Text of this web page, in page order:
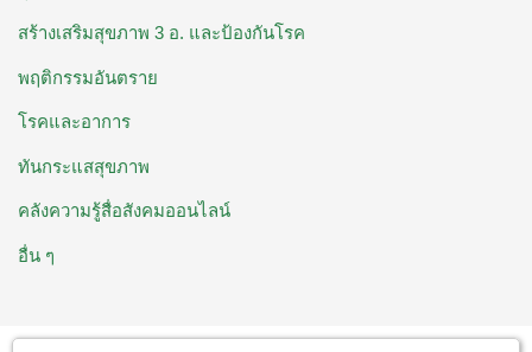
สร้างเสริมสุขภาพ 3 อ. ​และป้องกันโรค
พฤติกรรมอันตราย
โรคและอาการ
ทันกระแสสุขภาพ
คลังความรู้สื่อสังคมออนไลน์
อื่น ๆ